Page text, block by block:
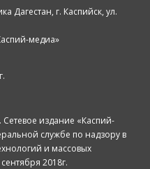
Дагестан, г. Каспийск, ул.
медиа»
издание «Каспий-
службе по надзору в
и массовых
2018г.